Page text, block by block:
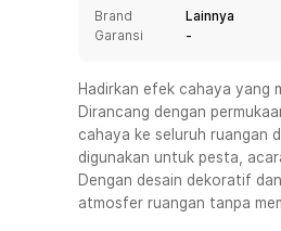
Pick
Brand
Lainnya
Garansi
-
Hadirkan efek cahaya yang
Dirancang dengan
cahaya ke seluruh ruangan
digunakan untuk pesta,
Dengan desain dekoratif
atmosfer ruangan tanpa